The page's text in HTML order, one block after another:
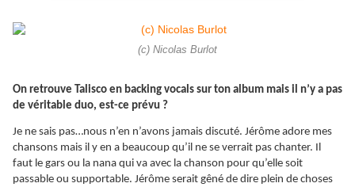
(c) Nicolas Burlot
On retrouve Talisco en backing vocals sur ton album mais il n’y a pas
de véritable duo, est-ce prévu ?
Je ne sais pas…nous n’en n’avons jamais discuté. Jérôme adore mes
chansons mais il y en a beaucoup qu’il ne se verrait pas chanter. Il
faut le gars ou la nana qui va avec la chanson pour qu’elle soit
passable ou supportable. Jérôme serait gêné de dire plein de choses